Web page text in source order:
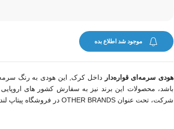
موجود شد اطلاع بده
هودی سرمه‌ای قواره‌دار
باشد، محصولات این برند نیز به سفارش کشور های
شرکت، تحت عنوان OTHER BRANDS در فروشگاه پیتاپ لند معرفی و عرضه میشود.